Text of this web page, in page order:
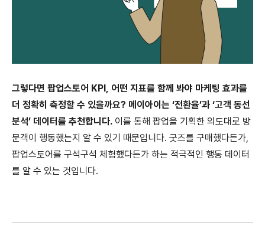
그렇다면 팝업스토어 KPI, 어떤 지표를 함께 봐야 마케팅 효과를
더 정확히 측정할 수 있을까요? 메이아이는 ‘전환율’과 ‘고객 동선
분석’ 데이터를 추천합니다. 이를 통해 팝업을 기획한 의도대로 방
문객이 행동했는지 알 수 있기 때문입니다. 굿즈를 구매했다든가,
팝업스토어를 구석구석 체험했다든가 하는 적극적인 행동 데이터
를 알 수 있는 것입니다.